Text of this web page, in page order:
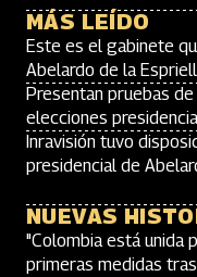
MÁS LEÍDO
Este es el gabinete
Abelardo de la
Presentan pruebas
elecciones
Inravisión tuvo
presidencial de
NUEVAS
"Colombia está unida
primeras medidas